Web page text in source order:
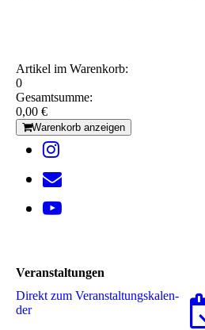
Artikel im Warenkorb:
0
Gesamtsumme:
0,00 €
Warenkorb anzeigen
Veranstaltungen
Direkt zum Ver­an­stal­tungs­ka­len­
der